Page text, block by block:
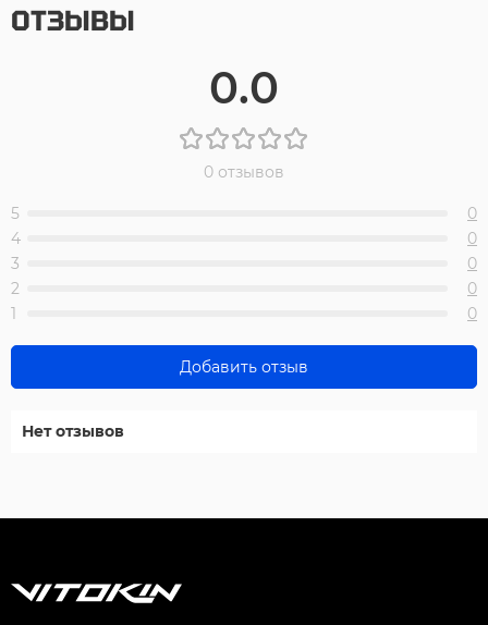
ОТЗЫВЫ
0.0
0 отзывов
5
0
4
0
3
0
2
0
1
0
Добавить отзыв
Нет отзывов